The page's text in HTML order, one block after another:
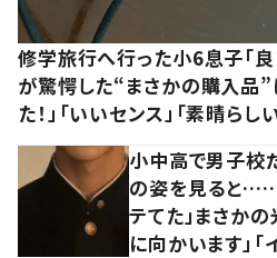
修学旅行へ行った小6息子「
が驚愕した“まさかの購入品
た！」「いいセンス」「素晴らしい
小中高で男子校
の姿を見ると……
テてた」まさか
に向かいます」「